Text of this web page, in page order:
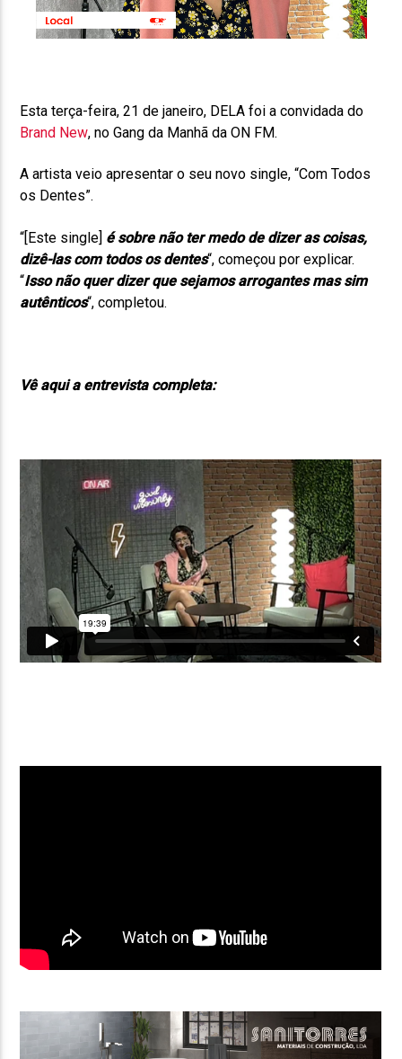
Esta terça-feira, 21 de janeiro, DELA foi a convidada do
Brand New, no Gang da Manhã da ON FM.
A artista veio apresentar o seu novo single, “Com Todos
os Dentes”.
“[Este single] é sobre não ter medo de dizer as coisas,
dizê-las com todos os dentes“, começou por explicar.
“Isso não quer dizer que sejamos arrogantes mas sim
autênticos“, completou.
Vê aqui a entrevista completa: